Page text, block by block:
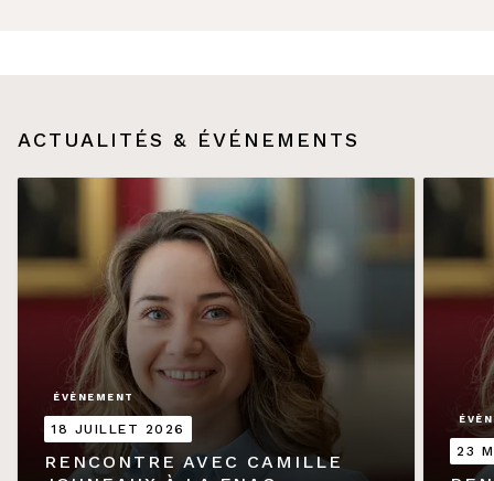
ACTUALITÉS & ÉVÉNEMENTS
ÉVÈNEMENT
18 JUILLET 2026
RENCONTRE AVEC CAMILLE
23